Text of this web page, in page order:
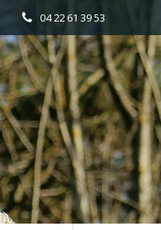
04 22 61 39 53